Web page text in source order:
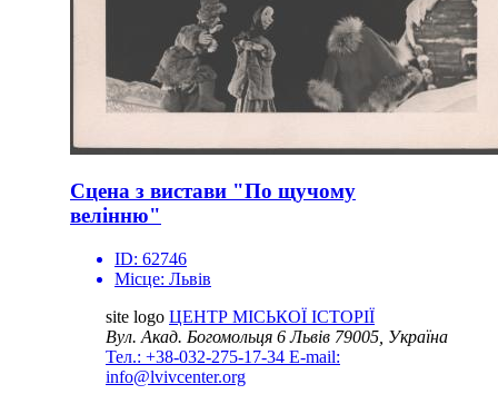
Сцена з вистави "По щучому
велінню"
ID: 62746
Місце: Львів
site logo ЦЕНТР МІСЬКОЇ ІСТОРІЇ
Вул. Акад. Богомольця 6Львів 79005, Україна
Тел.: +38-032-275-17-34 E-mail:
info@lvivcenter.org